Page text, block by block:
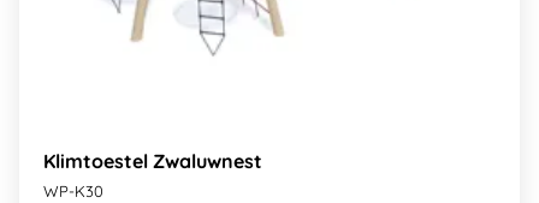
Klimtoestel Zwaluwnest
WP-K30